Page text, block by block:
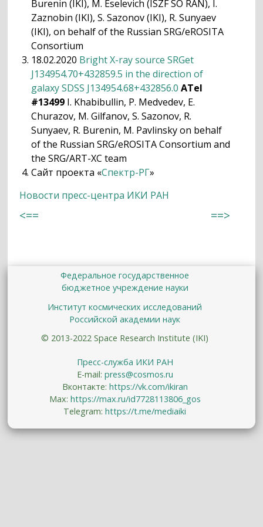
Burenin (IKI), M. Eselevich (ISZF SO RAN), I.
Zaznobin (IKI), S. Sazonov (IKI), R. Sunyaev
(IKI), on behalf of the Russian SRG/eROSITA
Consortium
18.02.2020 Bright X-ray source SRGet
J134954.70+432859.5 in the direction of
galaxy SDSS J134954.68+432856.0ATel
#13499 I. Khabibullin, P. Medvedev, E.
Churazov, M. Gilfanov, S. Sazonov, R.
Sunyaev, R. Burenin, M. Pavlinsky on behalf
of the Russian SRG/eROSITA Consortium and
the SRG/ART-XC team
Сайт проекта «Спектр-РГ»
Новости пресс-центра ИКИ РАН
<== ==>
Федеральное государственное
бюджетное учреждение науки
Институт космических исследований
Российской академии наук
© 2013-2022 Space Research Institute (IKI)
Пресс-служба ИКИ РАН
E-mail: press@cosmos.ru
Вконтакте: https://vk.com/ikiran
Max: https://max.ru/id7728113806_gos
Telegram:https://t.me/mediaiki